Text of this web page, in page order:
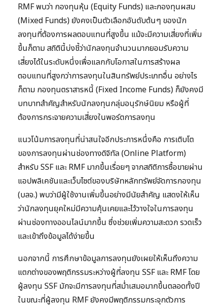
RMF พบว่า กองทุนหุ้น (Equity Funds) และกองทุนผสม
(Mixed Funds) ยังคงเป็นตัวเลือกอันดับต้นๆ ของนัก
ลงทุนที่ต้องการผลตอบแทนที่สูงขึ้น แม้จะมีความเสี่ยงที่เพิ่ม
ขึ้นก็ตาม สถิตินี้บ่งชี้ว่านักลงทุนจำนวนมากยอมรับความ
เสี่ยงได้ในระดับหนึ่งเพื่อแลกกับโอกาสในการสร้างผล
ตอบแทนที่สูงกว่าการลงทุนในสินทรัพย์ประเภทอื่น อย่างไร
ก็ตาม กองทุนตราสารหนี้ (Fixed Income Funds) ก็ยังคงมี
บทบาทสำคัญสำหรับนักลงทุนกลุ่มอนุรักษ์นิยม หรือผู้ที่
ต้องการกระจายความเสี่ยงในพอร์ตการลงทุน
แนวโน้มการลงทุนที่น่าสนใจอีกประการหนึ่งคือ การเติบโต
ของการลงทุนผ่านช่องทางดิจิทัล (Online Platform)
สำหรับ SSF และ RMF มากขึ้นเรื่อยๆ จากสถิติการซื้อขายผ่าน
แอปพลิเคชันและเว็บไซต์ของบริษัทหลักทรัพย์จัดการกองทุน
(บลจ.) พบว่ามีผู้ใช้งานเพิ่มขึ้นอย่างมีนัยสำคัญ แสดงให้เห็น
ว่านักลงทุนยุคใหม่มีความคุ้นเคยและไว้วางใจในการลงทุน
ผ่านช่องทางออนไลน์มากขึ้น ซึ่งช่วยเพิ่มความสะดวก รวดเร็ว
และเข้าถึงข้อมูลได้ง่ายขึ้น
นอกจากนี้ การศึกษาข้อมูลการลงทุนยังเผยให้เห็นถึงความ
แตกต่างของพฤติกรรมระหว่างผู้ที่ลงทุน SSF และ RMF โดย
ผู้ลงทุน SSF มักจะมีการลงทุนที่สม่ำเสมอมากขึ้นตลอดทั้งปี
ในขณะที่ผู้ลงทุน RMF ยังคงมีพฤติกรรมกระจุกตัวการ